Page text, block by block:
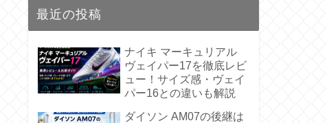
最近の投稿
ナイキ マーキュリアル
ヴェイパー17を徹底レビ
ュー！サイズ感・ヴェイ
パー16との違いも解説
ダイソン AM07の後継は